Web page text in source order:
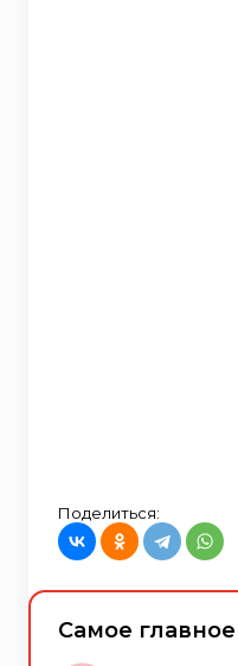
Поделиться:
Самое главное